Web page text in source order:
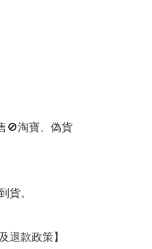
🚫淘寶、偽貨
貨。
款政策】